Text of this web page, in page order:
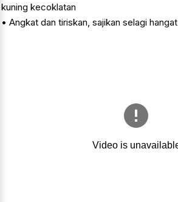
kuning kecoklatan
• Angkat dan tiriskan, sajikan selagi hangat